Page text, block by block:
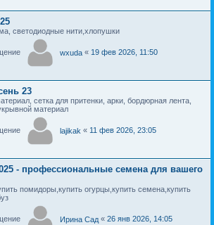
светодиодные нити,хлопушки
wxuda « 19 фев 2026, 11:50
23
сетка для притенки, арки, бордюрная лента,
материал
lajikak « 11 фев 2026, 23:05
- профессиональные семена для вашего
помидоры,купить огурцы,купить семена,купить
Ирина Сад « 26 янв 2026, 14:05